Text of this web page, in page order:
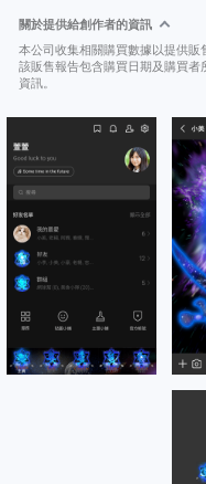
關於提供給創作者的資訊
本公司收集相關購買數據以提供販
該販售報告包含購買日期及購買
資訊。